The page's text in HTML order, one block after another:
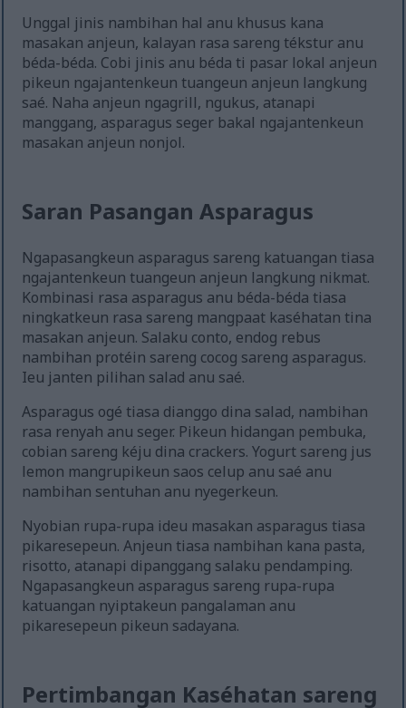
Unggal jinis nambihan hal anu khusus kana
masakan anjeun, kalayan rasa sareng tékstur anu
béda-béda. Cobi jinis anu béda ti pasar lokal anjeun
pikeun ngajantenkeun tuangeun anjeun langkung
saé. Naha anjeun ngagrill, ngukus, atanapi
manggang, asparagus seger bakal ngajantenkeun
masakan anjeun nonjol.
Saran Pasangan Asparagus
Ngapasangkeun asparagus sareng katuangan tiasa
ngajantenkeun tuangeun anjeun langkung nikmat.
Kombinasi rasa asparagus anu béda-béda tiasa
ningkatkeun rasa sareng mangpaat kaséhatan tina
masakan anjeun. Salaku conto, endog rebus
nambihan protéin sareng cocog sareng asparagus.
Ieu janten pilihan salad anu saé.
Asparagus ogé tiasa dianggo dina salad, nambihan
rasa renyah anu seger. Pikeun hidangan pembuka,
cobian sareng kéju dina crackers. Yogurt sareng jus
lemon mangrupikeun saos celup anu saé anu
nambihan sentuhan anu nyegerkeun.
Nyobian rupa-rupa ideu masakan asparagus tiasa
pikaresepeun. Anjeun tiasa nambihan kana pasta,
risotto, atanapi dipanggang salaku pendamping.
Ngapasangkeun asparagus sareng rupa-rupa
katuangan nyiptakeun pangalaman anu
pikaresepeun pikeun sadayana.
Pertimbangan Kaséhatan sareng